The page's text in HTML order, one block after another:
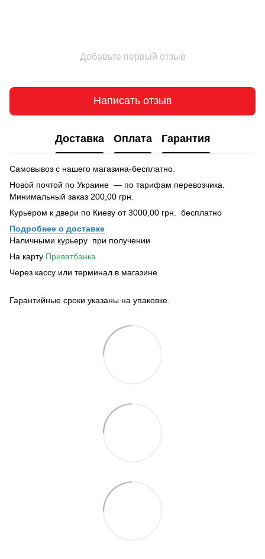
Добавьте первый отзыв
Написать отзыв
Доставка Оплата Гарантия
Самовывоз с нашего магазина-бесплатно.
Новой почтой по Украине — по тарифам перевозчика.
Минимальный заказ 200,00 грн.
Курьером к двери по Киеву от 3000,00 грн. бесплатно
Подробнее о доставке
Наличными курьеру при получении
На карту Приватбанка
Через кассу или терминал в магазине
Гарантийные сроки указаны на упаковке.